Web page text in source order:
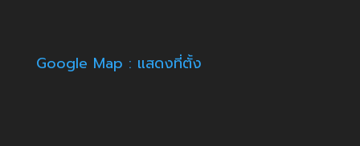
Google Map : แสดงที่ตั้ง